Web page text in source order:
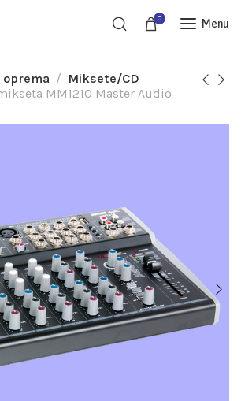
0 Menu
oprema
Miksete/CD
MM1210 Master Audio